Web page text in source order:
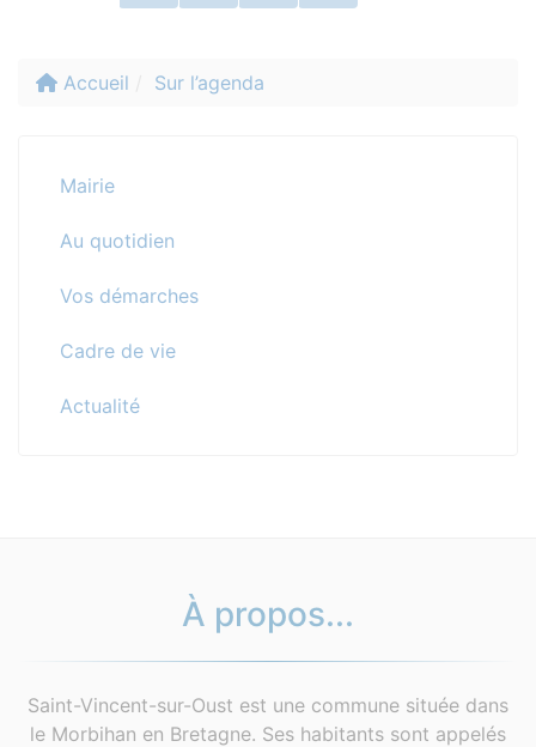
Accueil Sur l’agenda
Mairie
Au quotidien
Vos démarches
Cadre de vie
Actualité
À propos...
Saint-Vincent-sur-Oust est une commune située dans
le Morbihan en Bretagne. Ses habitants sont appelés